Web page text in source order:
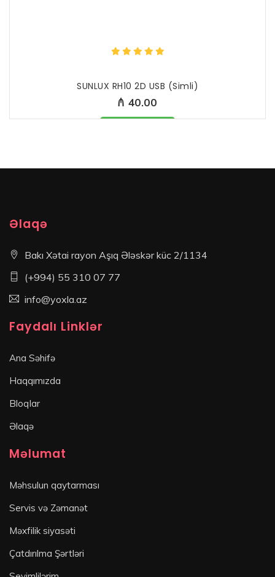
SUNLUX RH10 2D USB (Simli)
₼ 40.00
Məhsul mövcüddur
Əlaqə
Bakı Xətai rayon Aşıq Ələskər küc 2/1134
(+994) 55 310 07 77
info@yoxla.az
Faydalı Linklər
Ana Səhifə
Haqqımızda
Bloqlar
Əlaqə
Məlumat
Məhsulun qaytarması
Servis və Zəmanət
Məxfilik siyasəti
Çatdırılma Şərtləri